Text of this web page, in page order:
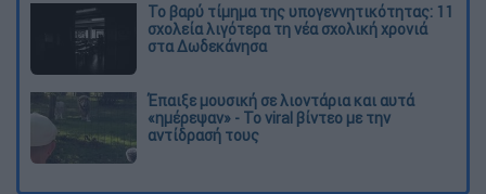
Το βαρύ τίμημα της υπογεννητικότητας: 11
σχολεία λιγότερα τη νέα σχολική χρονιά
στα Δωδεκάνησα
Έπαιξε μουσική σε λιοντάρια και αυτά
«ημέρεψαν» - Το viral βίντεο με την
αντίδρασή τους